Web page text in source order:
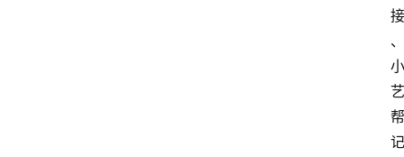
接
、
小
艺
帮
记